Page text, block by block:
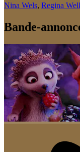
Nina Wels, Regina
Bande-